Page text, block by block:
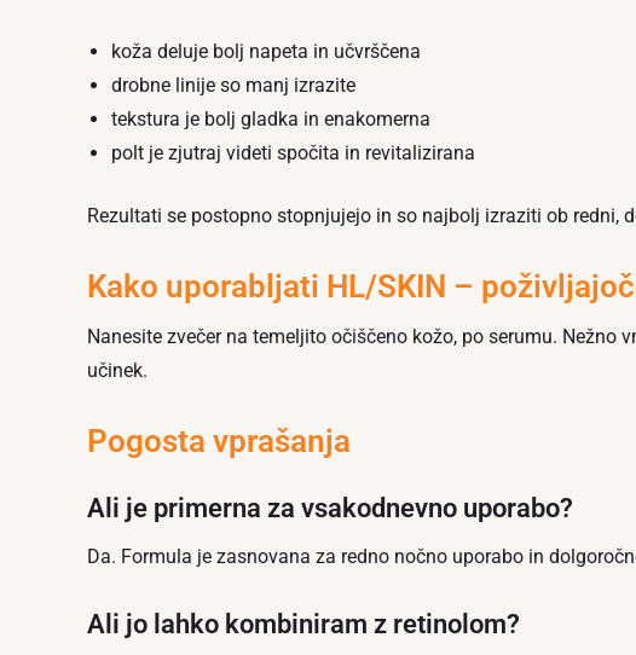
koža deluje bolj napeta in učvrščena
drobne linije so manj izrazite
tekstura je bolj gladka in enakomerna
polt je zjutraj videti spočita in revitalizirana
Rezultati se postopno stopnjujejo in so najbolj izraziti ob redni,
Kako uporabljati HL/SKIN –
Nanesite zvečer na temeljito očiščeno kožo, po serumu.
učinek.
Pogosta vprašanja
Ali je primerna za vsakodnevno uporabo?
Da. Formula je zasnovana za redno nočno uporabo in
Ali jo lahko kombiniram z retinolom?